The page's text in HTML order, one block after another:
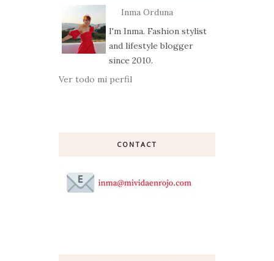
Inma Orduna
I'm Inma. Fashion stylist
and lifestyle blogger
since 2010.
Ver todo mi perfil
CONTACT